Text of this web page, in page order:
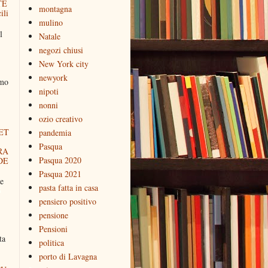
montagna
mulino
Natale
negozi chiusi
New York city
newyork
nipoti
nonni
ozio creativo
pandemia
Pasqua
Pasqua 2020
Pasqua 2021
pasta fatta in casa
pensiero positivo
pensione
Pensioni
politica
porto di Lavagna